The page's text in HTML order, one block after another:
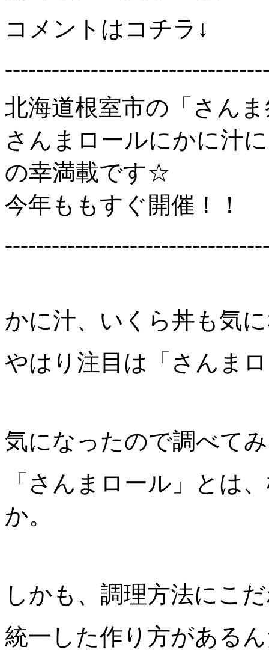
コメントはコチラ↓
北海道根室市の「さん
さんまロールにかに汁
の幸満載です☆
今年ももすぐ開催！！
かに汁、いくら丼も気
やはり注目は「さんま
気になったので調べて
「さんまロール」とは
か。
しかも、調理方法にこ
統一した作り方がある